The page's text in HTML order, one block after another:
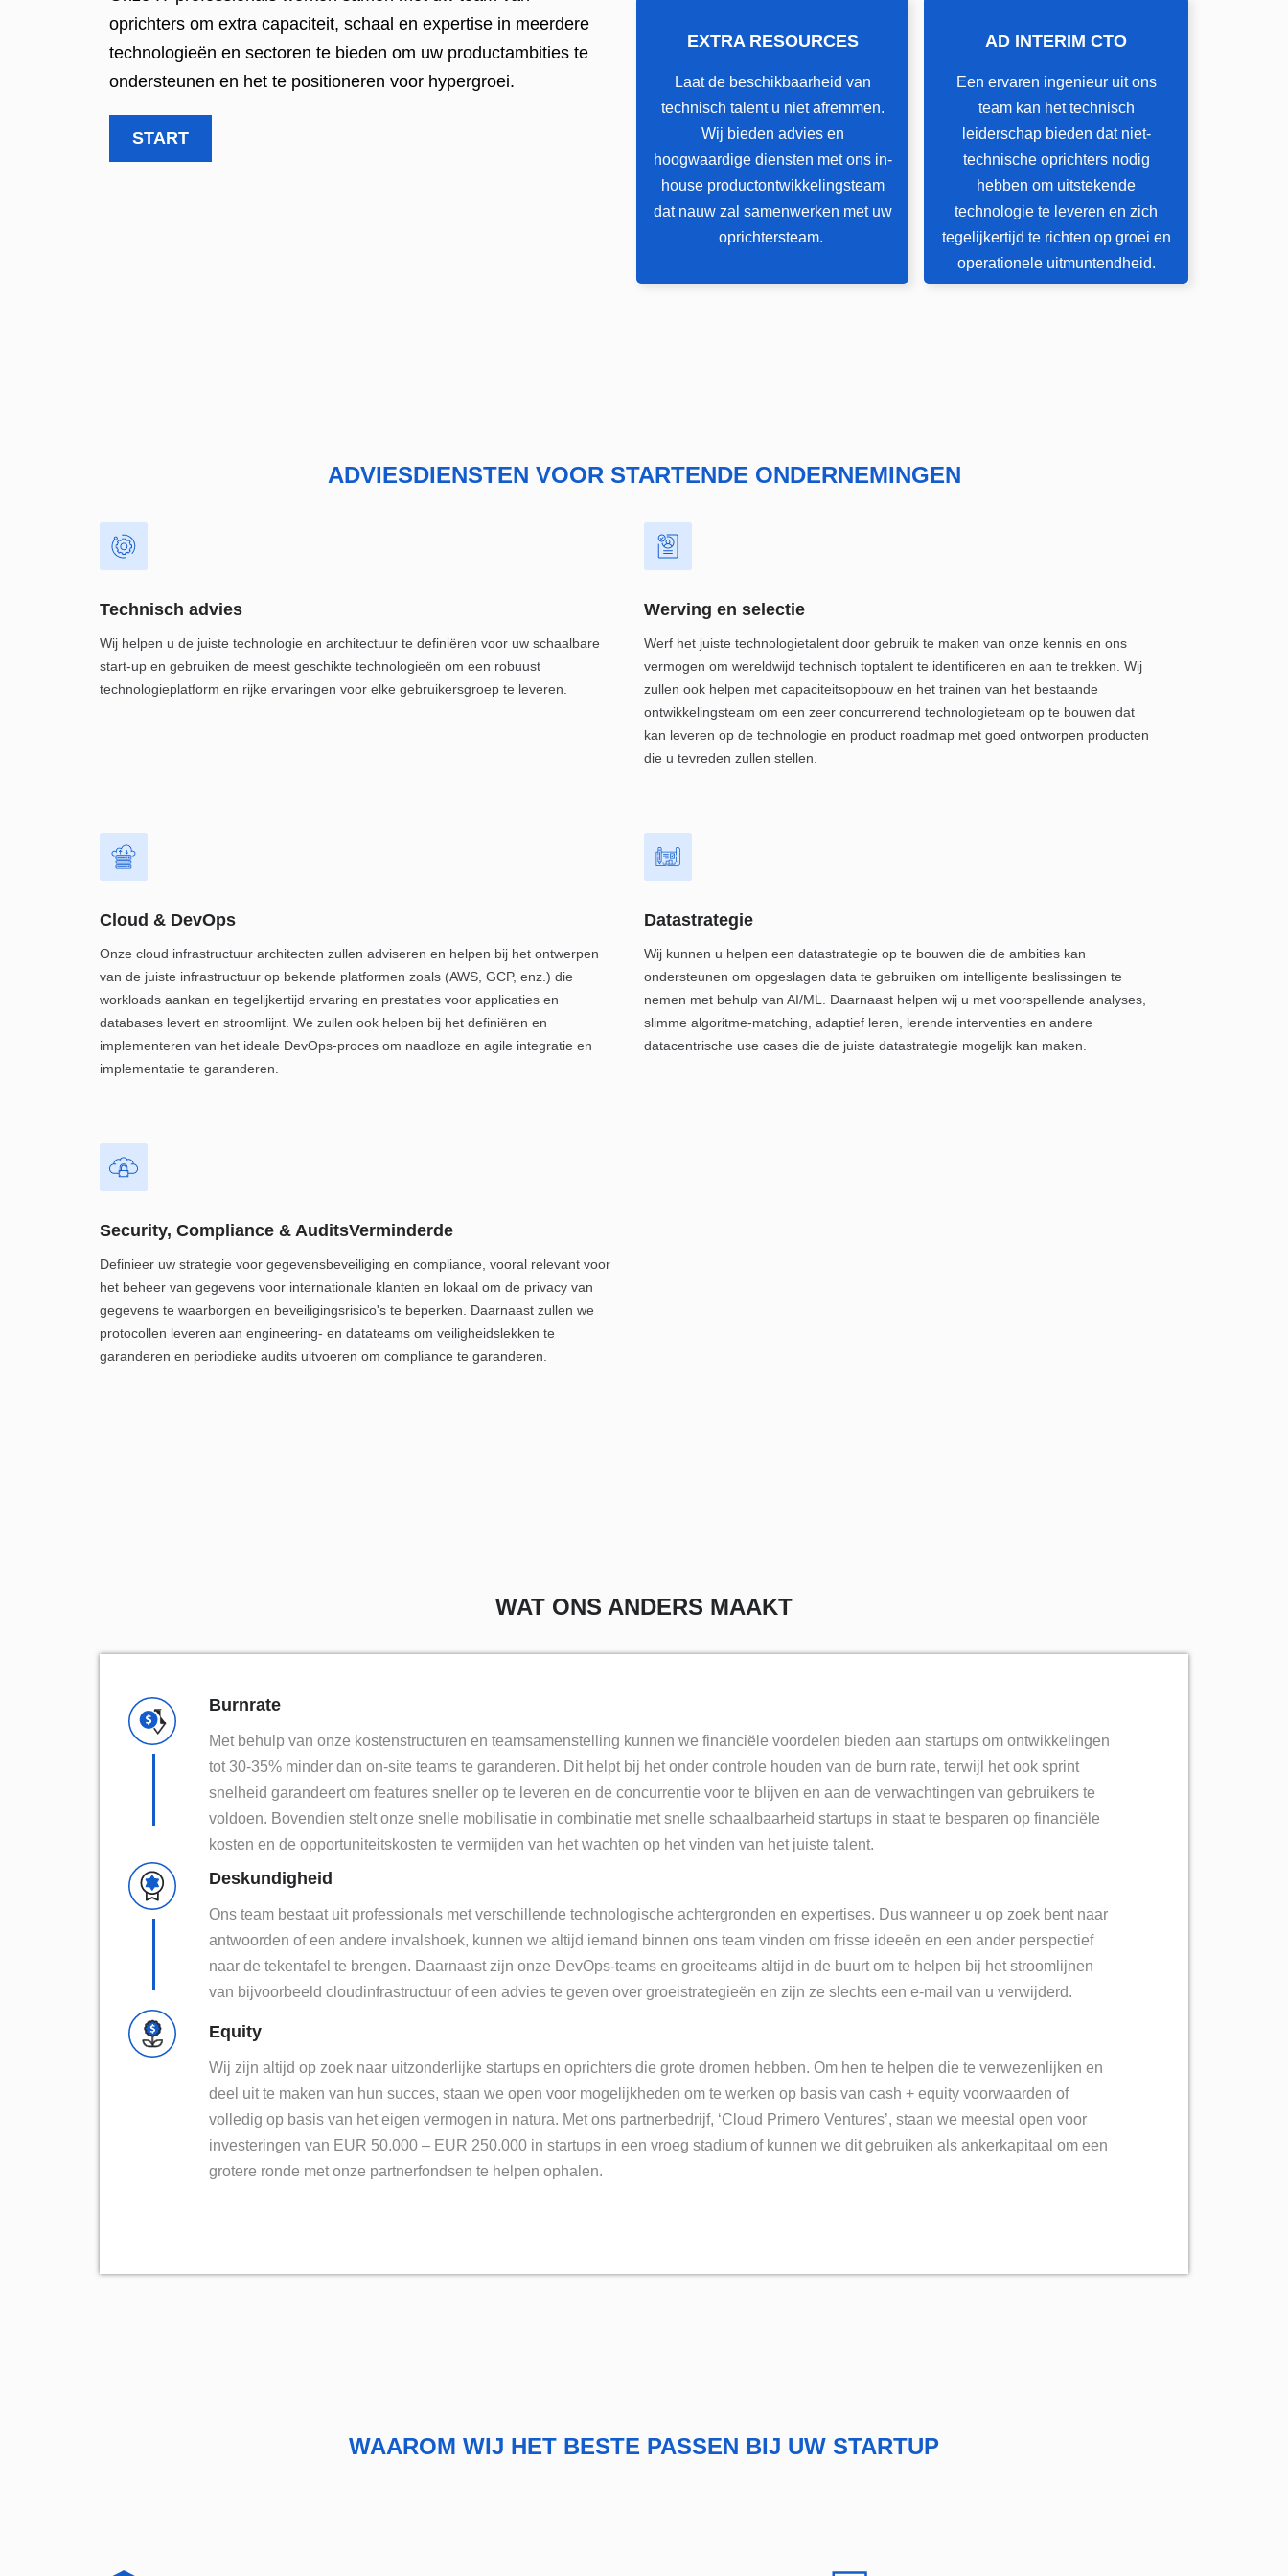
oprichters om extra capaciteit, schaal en expertise in meerdere
technologieën en sectoren te bieden om uw productambities te
ondersteunen en het te positioneren voor hypergroei.
START
EXTRA RESOURCES
Laat de beschikbaarheid van
technisch talent u niet afremmen.
Wij bieden advies en
hoogwaardige diensten met ons in-
house productontwikkelingsteam
dat nauw zal samenwerken met uw
oprichtersteam.
EXTRA RESOURCES
Laat de beschikbaarheid van
technisch talent u niet afremmen.
Wij bieden advies en
hoogwaardige diensten met ons in-
house productontwikkelingsteam
dat nauw zal samenwerken met uw
oprichtersteam.
AD INTERIM CTO
Een ervaren ingenieur uit ons
team kan het technisch
leiderschap bieden dat niet-
technische oprichters nodig
hebben om uitstekende
technologie te leveren en zich
tegelijkertijd te richten op groei en
operationele uitmuntendheid.
AD INTERIM CTO
Een ervaren ingenieur uit ons
team kan het technisch
leiderschap bieden dat niet-
technische oprichters nodig
hebben om uitstekende
technologie te leveren en zich
tegelijkertijd te richten op groei en
operationele uitmuntendheid.
ADVIESDIENSTEN VOOR STARTENDE ONDERNEMINGEN
Technisch advies
Wij helpen u de juiste technologie en architectuur te definiëren voor uw schaalbare
start-up en gebruiken de meest geschikte technologieën om een robuust
technologieplatform en rijke ervaringen voor elke gebruikersgroep te leveren.
Werving en selectie
Werf het juiste technologietalent door gebruik te maken van onze kennis en ons
vermogen om wereldwijd technisch toptalent te identificeren en aan te trekken. Wij
zullen ook helpen met capaciteitsopbouw en het trainen van het bestaande
ontwikkelingsteam om een zeer concurrerend technologieteam op te bouwen dat
kan leveren op de technologie en product roadmap met goed ontworpen producten
die u tevreden zullen stellen.
Cloud & DevOps
Onze cloud infrastructuur architecten zullen adviseren en helpen bij het ontwerpen
van de juiste infrastructuur op bekende platformen zoals (AWS, GCP, enz.) die
workloads aankan en tegelijkertijd ervaring en prestaties voor applicaties en
databases levert en stroomlijnt. We zullen ook helpen bij het definiëren en
implementeren van het ideale DevOps-proces om naadloze en agile integratie en
implementatie te garanderen.
Datastrategie
Wij kunnen u helpen een datastrategie op te bouwen die de ambities kan
ondersteunen om opgeslagen data te gebruiken om intelligente beslissingen te
nemen met behulp van AI/ML. Daarnaast helpen wij u met voorspellende analyses,
slimme algoritme-matching, adaptief leren, lerende interventies en andere
datacentrische use cases die de juiste datastrategie mogelijk kan maken.
Security, Compliance & AuditsVerminderde
Definieer uw strategie voor gegevensbeveiliging en compliance, vooral relevant voor
het beheer van gegevens voor internationale klanten en lokaal om de privacy van
gegevens te waarborgen en beveiligingsrisico's te beperken. Daarnaast zullen we
protocollen leveren aan engineering- en datateams om veiligheidslekken te
garanderen en periodieke audits uitvoeren om compliance te garanderen.
WAT ONS ANDERS MAAKT
Burnrate
Met behulp van onze kostenstructuren en teamsamenstelling kunnen we financiële voordelen bieden aan startups om ontwikkelingen
tot 30-35% minder dan on-site teams te garanderen. Dit helpt bij het onder controle houden van de burn rate, terwijl het ook sprint
snelheid garandeert om features sneller op te leveren en de concurrentie voor te blijven en aan de verwachtingen van gebruikers te
voldoen. Bovendien stelt onze snelle mobilisatie in combinatie met snelle schaalbaarheid startups in staat te besparen op financiële
kosten en de opportuniteitskosten te vermijden van het wachten op het vinden van het juiste talent.
Deskundigheid
Ons team bestaat uit professionals met verschillende technologische achtergronden en expertises. Dus wanneer u op zoek bent naar
antwoorden of een andere invalshoek, kunnen we altijd iemand binnen ons team vinden om frisse ideeën en een ander perspectief
naar de tekentafel te brengen. Daarnaast zijn onze DevOps-teams en groeiteams altijd in de buurt om te helpen bij het stroomlijnen
van bijvoorbeeld cloudinfrastructuur ofeen advies te geven over groeistrategieën en zijn ze slechts een e-mail van u verwijderd.
Equity
Wij zijn altijd op zoek naar uitzonderlijke startups en oprichters die grote dromen hebben. Om hen te helpen die te verwezenlijken en
deel uit te maken van hun succes, staan we open voor mogelijkheden om te werken op basis van cash + equity voorwaarden of
volledig op basis van het eigen vermogen in natura. Met ons partnerbedrijf, ‘Cloud Primero Ventures’, staan we meestal open voor
investeringen van EUR 50.000 – EUR 250.000 in startups in een vroeg stadium of kunnen we dit gebruiken als ankerkapitaal om een
grotere ronde met onze partnerfondsen te helpen ophalen.
WAAROM WIJ HET BESTE PASSEN BIJ UW STARTUP